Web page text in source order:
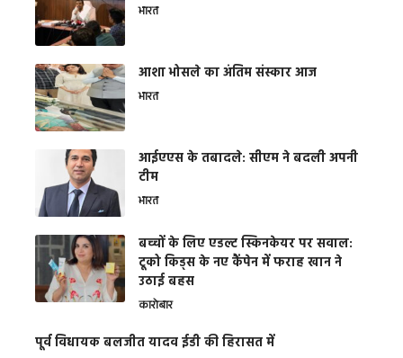
भारत
आशा भोसले का अंतिम संस्कार आज
भारत
आईएएस के तबादले: सीएम ने बदली अपनी
टीम
भारत
बच्चों के लिए एडल्ट स्किनकेयर पर सवाल:
टूको किड्स के नए कैंपेन में फराह खान ने
उठाई बहस
कारोबार
पूर्व विधायक बलजीत यादव ईडी की हिरासत में